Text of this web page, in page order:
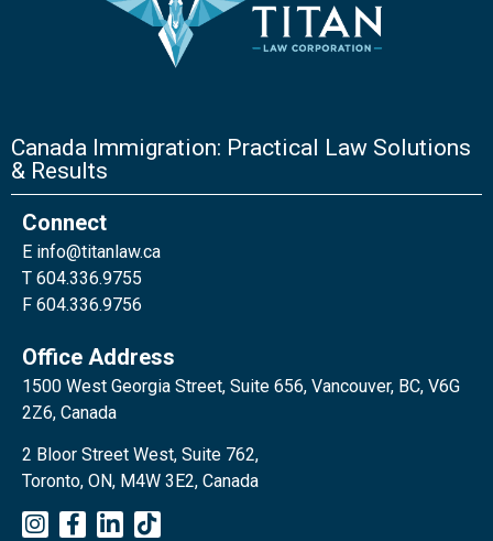
Canada Immigration: Practical Law Solutions
& Results
Connect
E info@titanlaw.ca
T 604.336.9755
F 604.336.9756
Office Address
1500 West Georgia Street, Suite 656, Vancouver, BC, V6G
2Z6, Canada
2 Bloor Street West, Suite 762,
Toronto, ON, M4W 3E2, Canada